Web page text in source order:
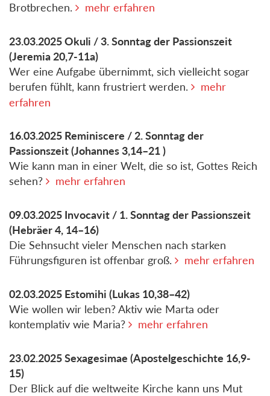
Brotbrechen.
mehr erfahren
23.03.2025Okuli / 3. Sonntag der Passionszeit
(Jeremia 20,7-11a)
Wer eine Aufgabe übernimmt, sich vielleicht sogar
berufen fühlt, kann frustriert werden.
mehr
erfahren
16.03.2025 Reminiscere / 2. Sonntag der
Passionszeit(Johannes 3,14–21 )
Wie kann man in einer Welt, die so ist, Gottes Reich
sehen?
mehr erfahren
09.03.2025 Invocavit / 1. Sonntag der Passionszeit
(Hebräer 4, 14–16)
Die Sehnsucht vieler Menschen nach starken
Führungsfiguren ist offenbar groß.
mehr erfahren
02.03.2025 Estomihi (Lukas 10,38–42)
Wie wollen wir leben? Aktiv wie Marta oder
kontemplativ wie Maria?
mehr erfahren
23.02.2025Sexagesimae (Apostelgeschichte 16,9-
15)
Der Blick auf die weltweite Kirche kann uns Mut